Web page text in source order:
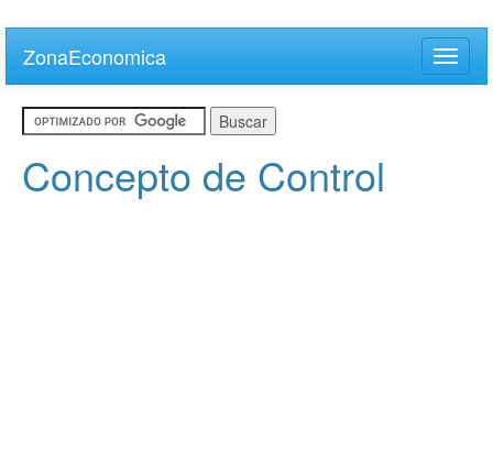
main
content
ZonaEconomica
Toggle
Concepto de Control